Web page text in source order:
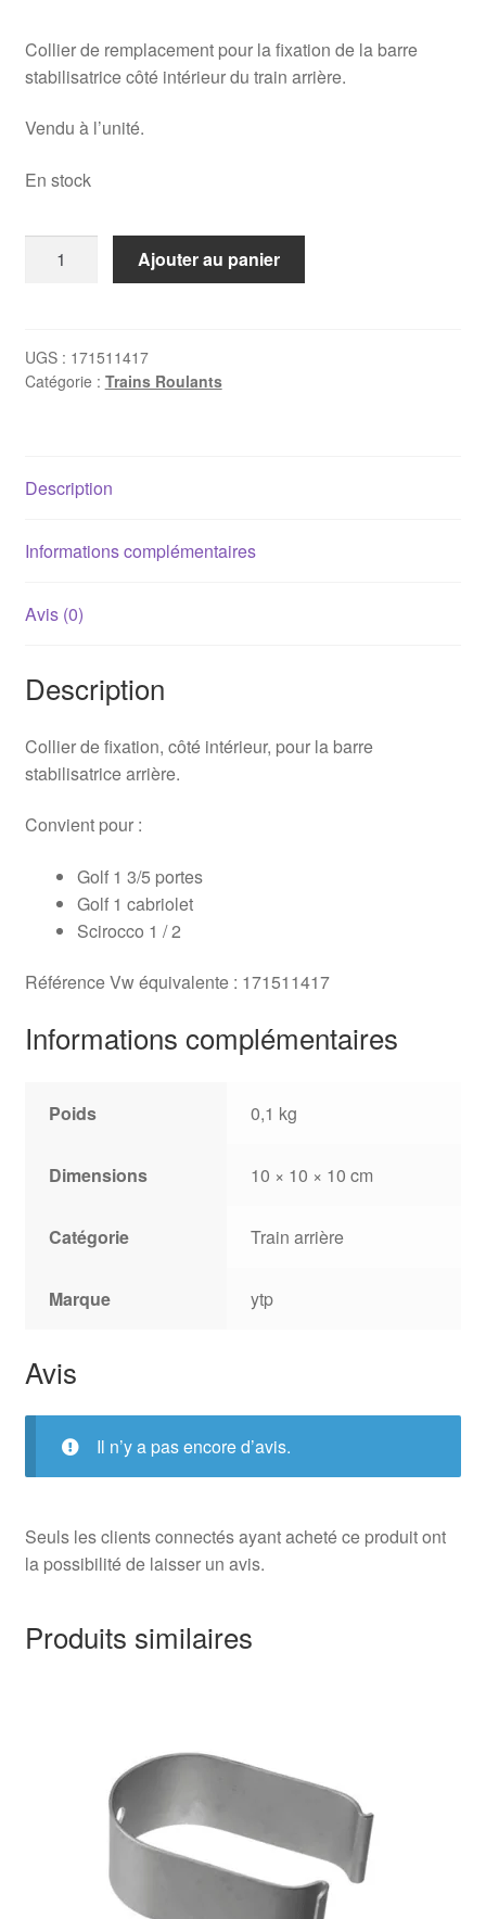
Collier de remplacement pour la fixation de la barre
stabilisatrice côté intérieur du train arrière.
Vendu à l’unité.
En stock
stab
arrière
171511417
Ajouter au panier
UGS : 171511417
Catégorie : Trains Roulants
Description
Informations complémentaires
Avis (0)
Description
Collier de fixation, côté intérieur, pour la barre
stabilisatrice arrière.
Convient pour :
Golf 1 3/5 portes
Golf 1 cabriolet
Scirocco 1 / 2
Référence Vw équivalente : 171511417
Informations complémentaires
Poids 0,1 kg
Dimensions 10 × 10 × 10 cm
Catégorie Train arrière
Marque ytp
Avis
Il n’y a pas encore d’avis.
Seuls les clients connectés ayant acheté ce produit ont
la possibilité de laisser un avis.
Produits similaires